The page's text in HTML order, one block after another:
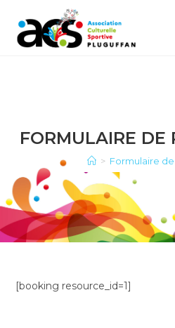
FORMULAIRE DE
> Formulaire
[booking resource_id=1]